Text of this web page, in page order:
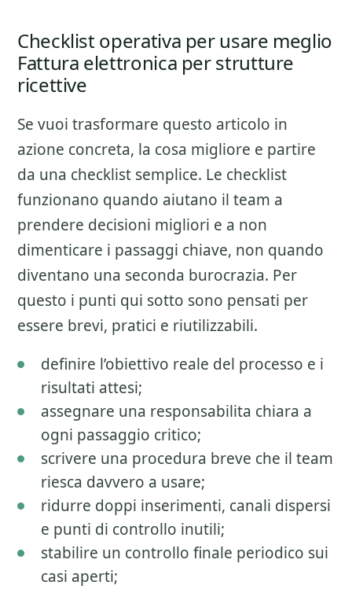
Checklist operativa per usare meglio
Fattura elettronica per strutture
ricettive
Se vuoi trasformare questo articolo in
azione concreta, la cosa migliore e partire
da una checklist semplice. Le checklist
funzionano quando aiutano il team a
prendere decisioni migliori e a non
dimenticare i passaggi chiave, non quando
diventano una seconda burocrazia. Per
questo i punti qui sotto sono pensati per
essere brevi, pratici e riutilizzabili.
definire l’obiettivo reale del processo e i
risultati attesi;
assegnare una responsabilita chiara a
ogni passaggio critico;
scrivere una procedura breve che il team
riesca davvero a usare;
ridurre doppi inserimenti, canali dispersi
e punti di controllo inutili;
stabilire un controllo finale periodico sui
casi aperti;